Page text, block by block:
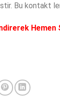
Bu kontakt